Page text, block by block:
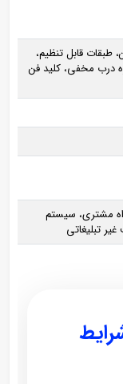
طبقات قابل تنظیم،
درب مخفی، کلید فن
مشتری، سیستم